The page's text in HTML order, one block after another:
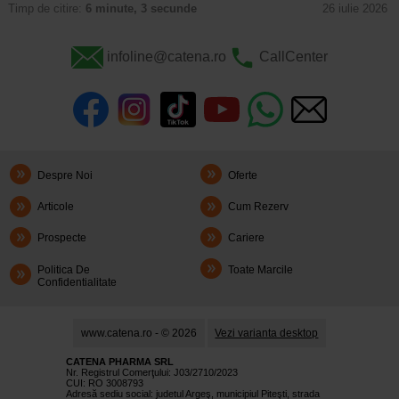
Timp de citire: 6 minute, 3 secunde 26 iulie 2026
infoline@catena.ro CallCenter
Despre Noi Oferte
Articole Cum Rezerv
Prospecte Cariere
Politica De
Confidentialitate
Toate Marcile
www.catena.ro - © 2026 Vezi varianta desktop
CATENA PHARMA SRL
Nr. Registrul Comerţului: J03/2710/2023
CUI: RO 3008793
Adresă sediu social: judetul Argeş, municipiul Piteşti, strada